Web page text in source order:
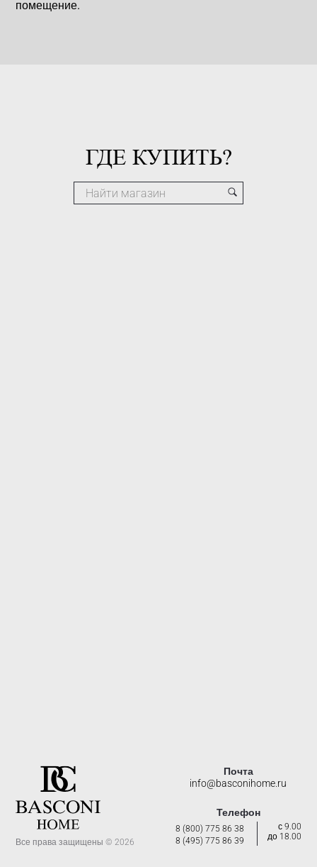
помещение.
ГДЕ КУПИТЬ?
Почта
info@basconihome.ru
Телефон
8 (800) 775 86 38
8 (495) 775 86 39
с 9.00
до 18.00
Все права защищены © 2026